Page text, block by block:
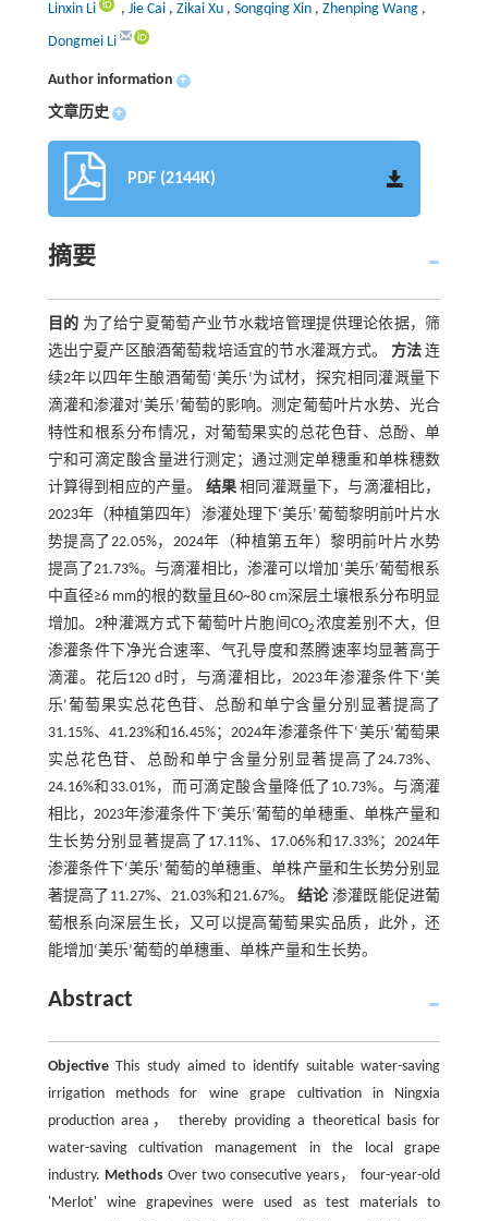
Linxin Li , Jie Cai , Zikai Xu , Songqing Xin , Zhenping Wang ,
Dongmei Li
Author information +
文章历史 +
PDF (2144K)
摘要
目的 为了给宁夏葡萄产业节水栽培管理提供理论依据，筛
选出宁夏产区酿酒葡萄栽培适宜的节水灌溉方式。 方法 连
续2年以四年生酿酒葡萄‘美乐’为试材，探究相同灌溉量下
滴灌和渗灌对‘美乐’葡萄的影响。测定葡萄叶片水势、光合
特性和根系分布情况，对葡萄果实的总花色苷、总酚、单
宁和可滴定酸含量进行测定；通过测定单穗重和单株穗数
计算得到相应的产量。 结果 相同灌溉量下，与滴灌相比，
2023年（种植第四年）渗灌处理下‘美乐’葡萄黎明前叶片水
势提高了22.05%，2024年（种植第五年）黎明前叶片水势
提高了21.73%。与滴灌相比，渗灌可以增加‘美乐’葡萄根系
中直径≥6 mm的根的数量且60~80 cm深层土壤根系分布明显
增加。2种灌溉方式下葡萄叶片胞间CO2浓度差别不大，但
渗灌条件下净光合速率、气孔导度和蒸腾速率均显著高于
滴灌。花后120 d时，与滴灌相比，2023年渗灌条件下‘美
乐’葡萄果实总花色苷、总酚和单宁含量分别显著提高了
31.15%、41.23%和16.45%；2024年渗灌条件下‘美乐’葡萄果
实总花色苷、总酚和单宁含量分别显著提高了24.73%、
24.16%和33.01%，而可滴定酸含量降低了10.73%。与滴灌
相比，2023年渗灌条件下‘美乐’葡萄的单穗重、单株产量和
生长势分别显著提高了17.11%、17.06%和17.33%；2024年
渗灌条件下‘美乐’葡萄的单穗重、单株产量和生长势分别显
著提高了11.27%、21.03%和21.67%。结论渗灌既能促进葡
萄根系向深层生长，又可以提高葡萄果实品质，此外，还
能增加‘美乐’葡萄的单穗重、单株产量和生长势。
Abstract
ObjectiveThis study aimed to identify suitable water-saving
irrigation methods for wine grape cultivation in Ningxia
production area， thereby providing a theoretical basis for
water-saving cultivation management in the local grape
industry. MethodsOver two consecutive years， four-year-old
'Merlot' wine grapevines were used as test materials to